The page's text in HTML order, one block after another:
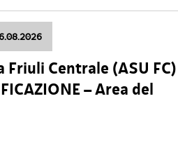
Centrale (ASU FC)
– Area del